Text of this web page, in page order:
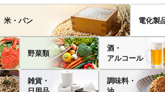
米・パン 電化製
野菜類
酒・
アルコール
雑貨・
調味料・